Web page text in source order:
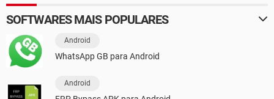
SOFTWARES MAIS POPULARES
Android
WhatsApp GB para Android
Android